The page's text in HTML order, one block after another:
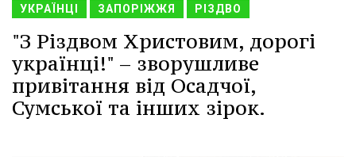
УКРАЇНЦІ ЗАПОРІЖЖЯ РІЗДВО
"З Різдвом Христовим, дорогі
українці!" – зворушливе
привітання від Осадчої,
Сумської та інших зірок.